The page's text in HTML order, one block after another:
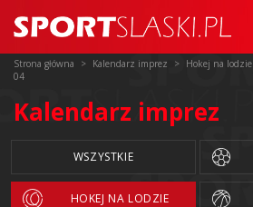
Strona główna Kalendarz imprez Hokej na lodzie
04
Kalendarz imprez
WSZYSTKIE
HOKEJ NA LODZIE